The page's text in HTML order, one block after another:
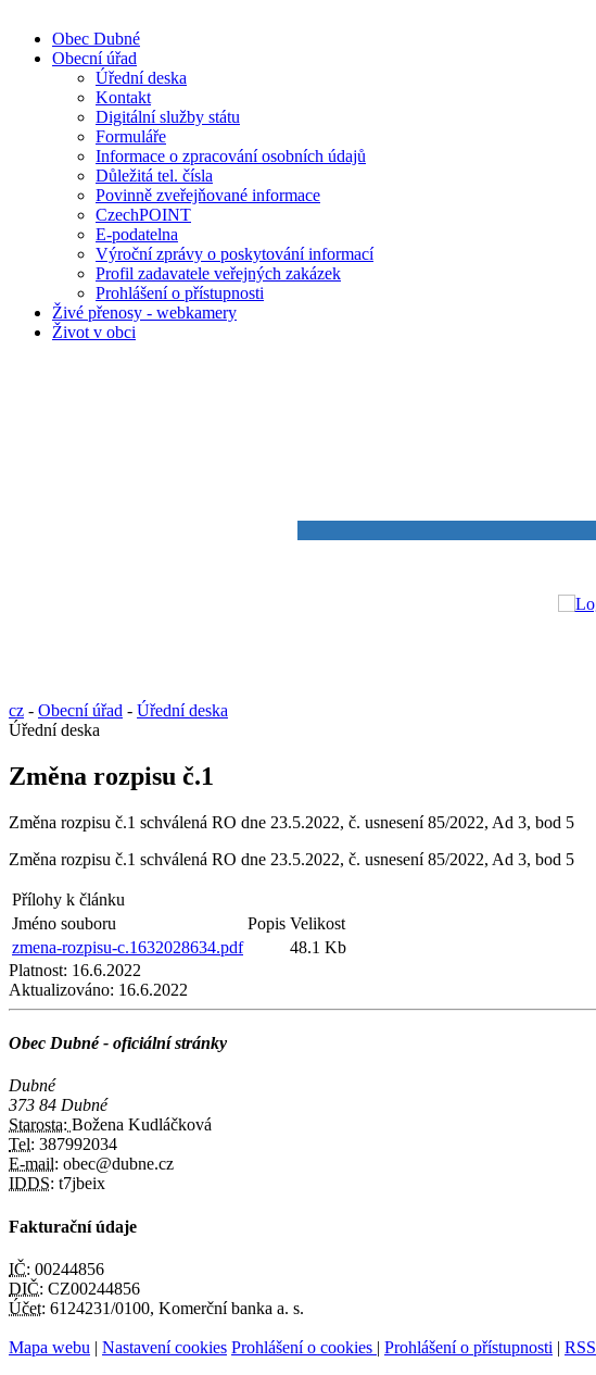
Obec Dubné
Obecní úřad
Úřední deska
Kontakt
Digitální služby státu
Formuláře
Informace o zpracování osobních údajů
Důležitá tel. čísla
Povinně zveřejňované informace
CzechPOINT
E-podatelna
Výroční zprávy o poskytování informací
Profil zadavatele veřejných zakázek
Prohlášení o přístupnosti
Živé přenosy - webkamery
Život v obci
cz - Obecní úřad - Úřední deska
Úřední deska
Změna rozpisu č.1
Změna rozpisu č.1 schválená RO dne 23.5.2022, č. usnesení 85/2022, Ad 3, bod 5
Změna rozpisu č.1 schválená RO dne 23.5.2022, č. usnesení 85/2022, Ad 3, bod 5
Přílohy k článku
Jméno souboru
Popis Velikost
zmena-rozpisu-c.1632028634.pdf
48.1 Kb
Platnost: 16.6.2022
Aktualizováno: 16.6.2022
Obec Dubné - oficiální stránky
Dubné
373 84 Dubné
Starosta: Božena Kudláčková
Tel: 387992034
E-mail: obec@dubne.cz
IDDS: t7jbeix
Fakturační údaje
IČ: 00244856
DIČ: CZ00244856
Účet: 6124231/0100, Komerční banka a. s.
Mapa webu | Nastavení cookies Prohlášení o cookies | Prohlášení o přístupnosti | RSS